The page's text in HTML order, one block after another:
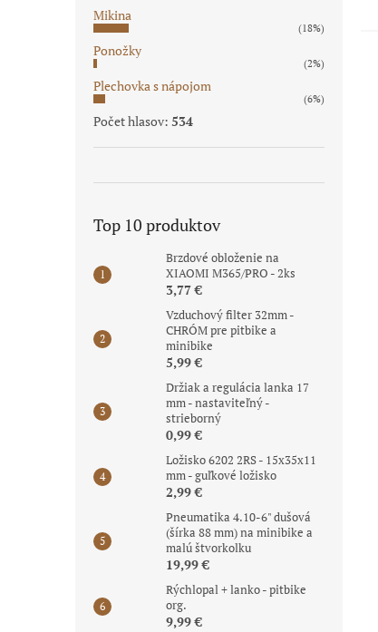
Mikina
(18%)
Ponožky
(2%)
Plechovka s nápojom
(6%)
Počet hlasov: 534
Top 10 produktov
Brzdové obloženie na
XIAOMI M365/PRO - 2ks
3,77 €
Vzduchový filter 32mm -
CHRÓM pre pitbike a
minibike
5,99 €
Držiak a regulácia lanka 17
mm - nastaviteľný -
strieborný
0,99 €
Ložisko 6202 2RS - 15x35x11
mm - guľkové ložisko
2,99 €
Pneumatika 4.10-6" dušová
(šírka 88 mm) na minibike a
malú štvorkolku
19,99 €
Rýchlopal + lanko - pitbike
org.
9,99 €